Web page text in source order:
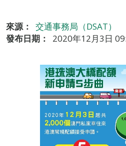
來源：
交通事務局（DSAT）
發布日期：
2020年12月3日